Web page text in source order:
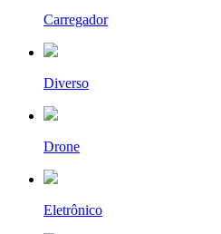
Carregador
Diverso
Drone
Eletrônico